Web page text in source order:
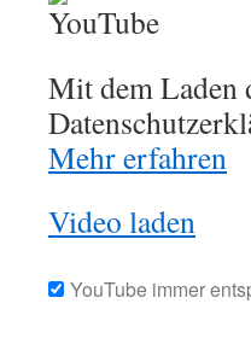
Mit dem Laden
Mehr erfahren
Video laden
YouTube immer